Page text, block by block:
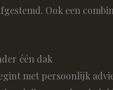
Ook een
één dak
met persoonlijk